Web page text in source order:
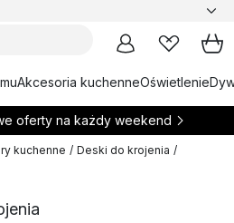
Akcesoria kuchenneOświetlenie
oferty na każdy weekend
kuchenne / Deski do krojenia /